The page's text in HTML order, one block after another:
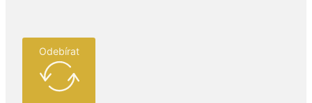
Odebírat